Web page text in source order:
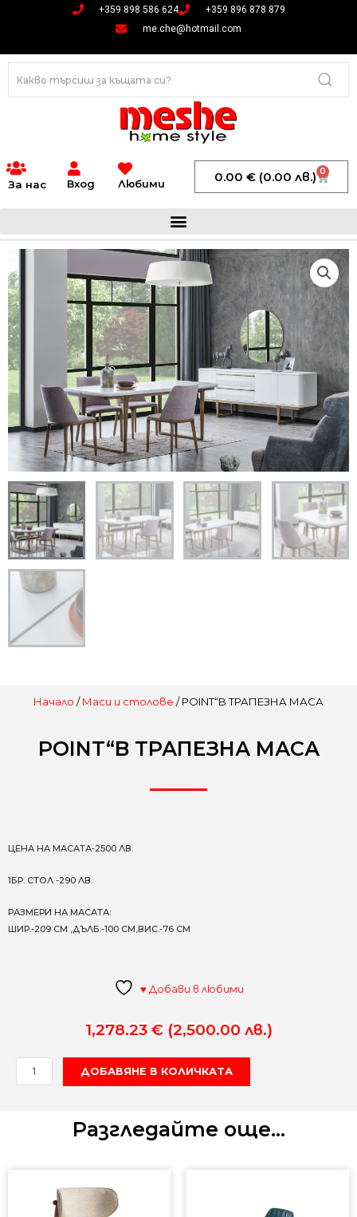
+359 898 586 624
+359 896 878 879
me.che@hotmail.com
За нас Вход Любими 0.00€ (0.00 лв.) 0
Cart
Начало /Маси и столове / POINT“B ТРАПЕЗНА МАСА
POINT“B ТРАПЕЗНА МАСА
ЦЕНА НА МАСАТА-2500 ЛВ.
1БР. СТОЛ -290 ЛВ.
РАЗМЕРИ НА МАСАТА:
ШИР.-209 СМ ,ДЪЛБ.-100 СМ,ВИС.-76 СМ
♥ Добави в любими
1,278.23 € (2,500.00 лв.)
ДОБАВЯНЕ В КОЛИЧКАТА
Разгледайте още...